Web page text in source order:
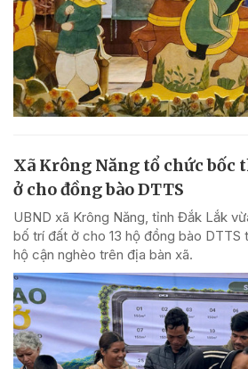
Xã Krông Năng tổ chức bốc
ở cho đồng bào DTTS
UBND xã Krông Năng, tỉnh Đắk Lắk
bố trí đất ở cho 13 hộ đồng bào DTTS
hộ cận nghèo trên địa bàn xã.